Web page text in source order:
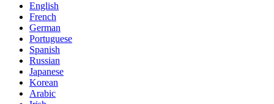
English
French
German
Portuguese
Spanish
Russian
Japanese
Korean
Arabic